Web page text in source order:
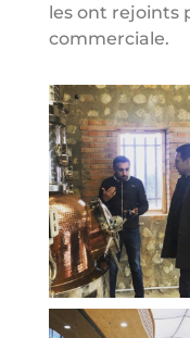
les ont rejoints
commerciale.